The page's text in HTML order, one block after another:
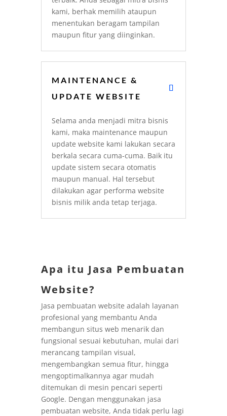
kami, berhak memilih ataupun
menentukan beragam tampilan
maupun fitur yang diinginkan.
MAINTENANCE &
UPDATE WEBSITE
Selama anda menjadi mitra bisnis
kami, maka maintenance maupun
update website kami lakukan secara
berkala secara cuma-cuma. Baik itu
update sistem secara otomatis
maupun manual. Hal tersebut
dilakukan agar performa website
bisnis milik anda tetap terjaga.
Apa itu Jasa Pembuatan
Website?
Jasa pembuatan website adalah layanan
profesional yang membantu Anda
membangun situs web menarik dan
fungsional sesuai kebutuhan, mulai dari
merancang tampilan visual,
mengembangkan semua fitur, hingga
mengoptimalkannya agar mudah
ditemukan di mesin pencari seperti
Google. Dengan menggunakan jasa
pembuatan website, Anda tidak perlu lagi